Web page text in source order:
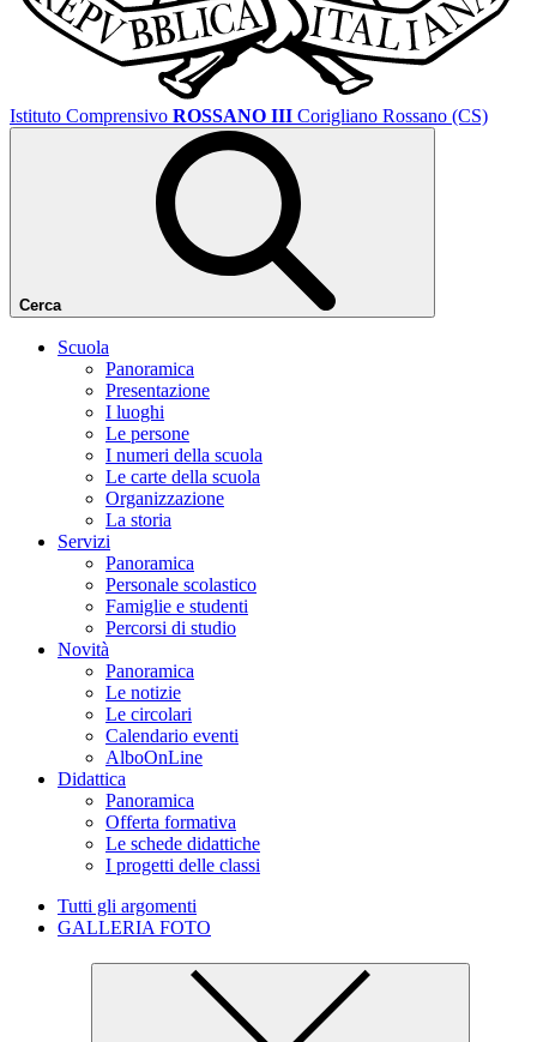
Istituto Comprensivo ROSSANO III Corigliano Rossano (CS)
Cerca
Scuola
Panoramica
Presentazione
I luoghi
Le persone
I numeri della scuola
Le carte della scuola
Organizzazione
La storia
Servizi
Panoramica
Personale scolastico
Famiglie e studenti
Percorsi di studio
Novità
Panoramica
Le notizie
Le circolari
Calendario eventi
AlboOnLine
Didattica
Panoramica
Offerta formativa
Le schede didattiche
I progetti delle classi
Tutti gli argomenti
GALLERIA FOTO